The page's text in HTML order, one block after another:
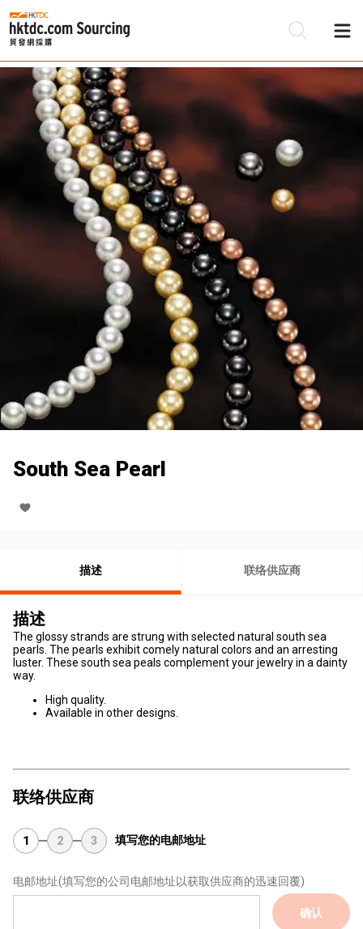
South Sea Pearl
描述 联络供应商
描述
The glossy strands are strung with selected natural south sea
pearls. The pearls exhibit comely natural colors and an arresting
luster. These south sea peals complement your jewelry in a dainty
way.
High quality.
Available in other designs.
联络供应商
1 2 3 填写您的电邮地址
电邮地址(填写您的公司电邮地址以获取供应商的迅速回覆)
确认